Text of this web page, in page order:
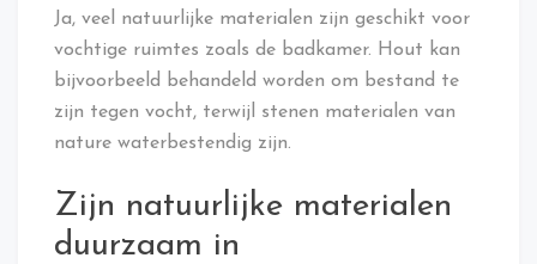
Ja, veel natuurlijke materialen zijn geschikt voor
vochtige ruimtes zoals de badkamer. Hout kan
bijvoorbeeld behandeld worden om bestand te
zijn tegen vocht, terwijl stenen materialen van
nature waterbestendig zijn.
Zijn natuurlijke materialen
duurzaam in